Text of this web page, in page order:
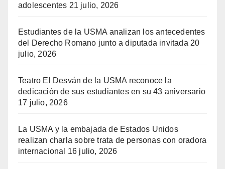
adolescentes 21 julio, 2026
Estudiantes de la USMA analizan los antecedentes
del Derecho Romano junto a diputada invitada 20
julio, 2026
Teatro El Desván de la USMA reconoce la
dedicación de sus estudiantes en su 43 aniversario
17 julio, 2026
La USMA y la embajada de Estados Unidos
realizan charla sobre trata de personas con oradora
internacional
16 julio, 2026